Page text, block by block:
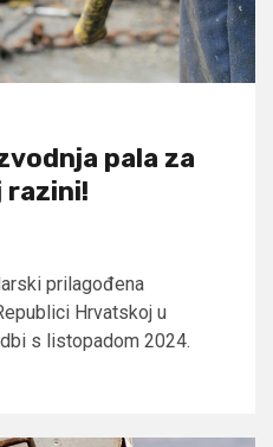
pala za
razini!
prilagođena
Hrvatskoj u
s listopadom 2024.